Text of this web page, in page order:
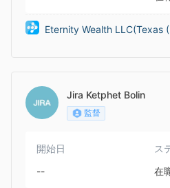
Eternity Wealth LLC(Texas
Jira Ketphet Bolin
監督
開始日
--
ス
在